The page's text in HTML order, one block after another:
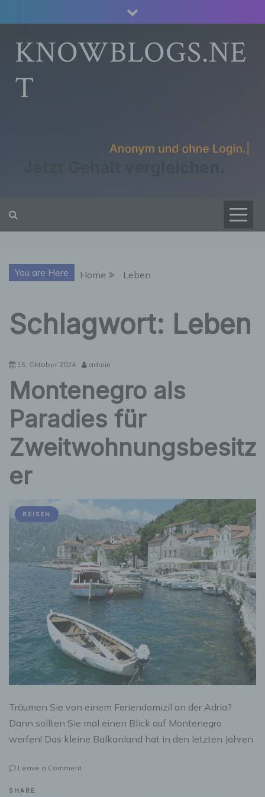
to
contentKNOWBLOGS.NE
T
You are Here Home Leben
Schlagwort: Leben
15. Oktober 2024 admin
Montenegro als
Paradies für
Zweitwohnungsbesitz
er
REISEN
Träumen Sie von einem Feriendomizil an der Adria?
Dann sollten Sie mal einen Blick auf Montenegro
werfen! Das kleine Balkanland hat in den letzten Jahren
Leave a Commenton
SHARE